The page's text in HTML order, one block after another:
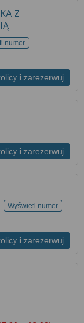
Z
numer
i zarezerwuj
i zarezerwuj
Wyświetl numer
i zarezerwuj